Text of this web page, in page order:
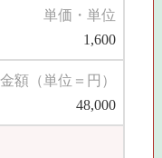
単価・単位
1,600
金額（単位＝円）
48,000